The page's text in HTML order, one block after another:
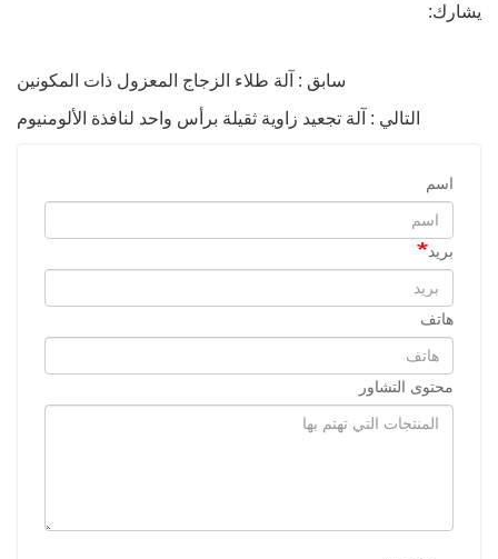
يشارك:
سابق : آلة طلاء الزجاج المعزول ذات المكونين
التالي : آلة تجعيد زاوية ثقيلة برأس واحد لنافذة الألومنيوم
اسم
بريد
هاتف
محتوى التشاور